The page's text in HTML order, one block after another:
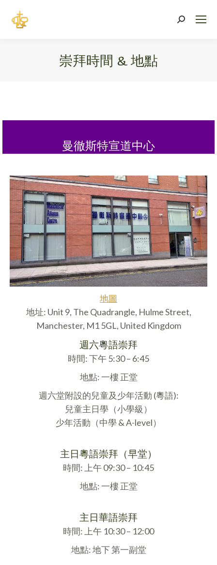
Search:
崇拜時間 & 地點
曼徹斯特宣道中心
地圖
地址: Unit 9, The Quadrangle, Hulme Street,
Manchester, M1 5GL, United Kingdom
週六粵語崇拜
時間: 下午 5:30 – 6:45
地點: 一樓 正堂
週六堂附設的兒童及少年活動 (粵語):
兒童主日學（小學級）
少年活動（中學 & A-level）
主日粵語崇拜（早堂）
時間: 上午 09:30 – 10:45
地點: 一樓 正堂
主日華語崇拜
時間: 上午 10:30 – 12:00
地點: 地下 第一副堂